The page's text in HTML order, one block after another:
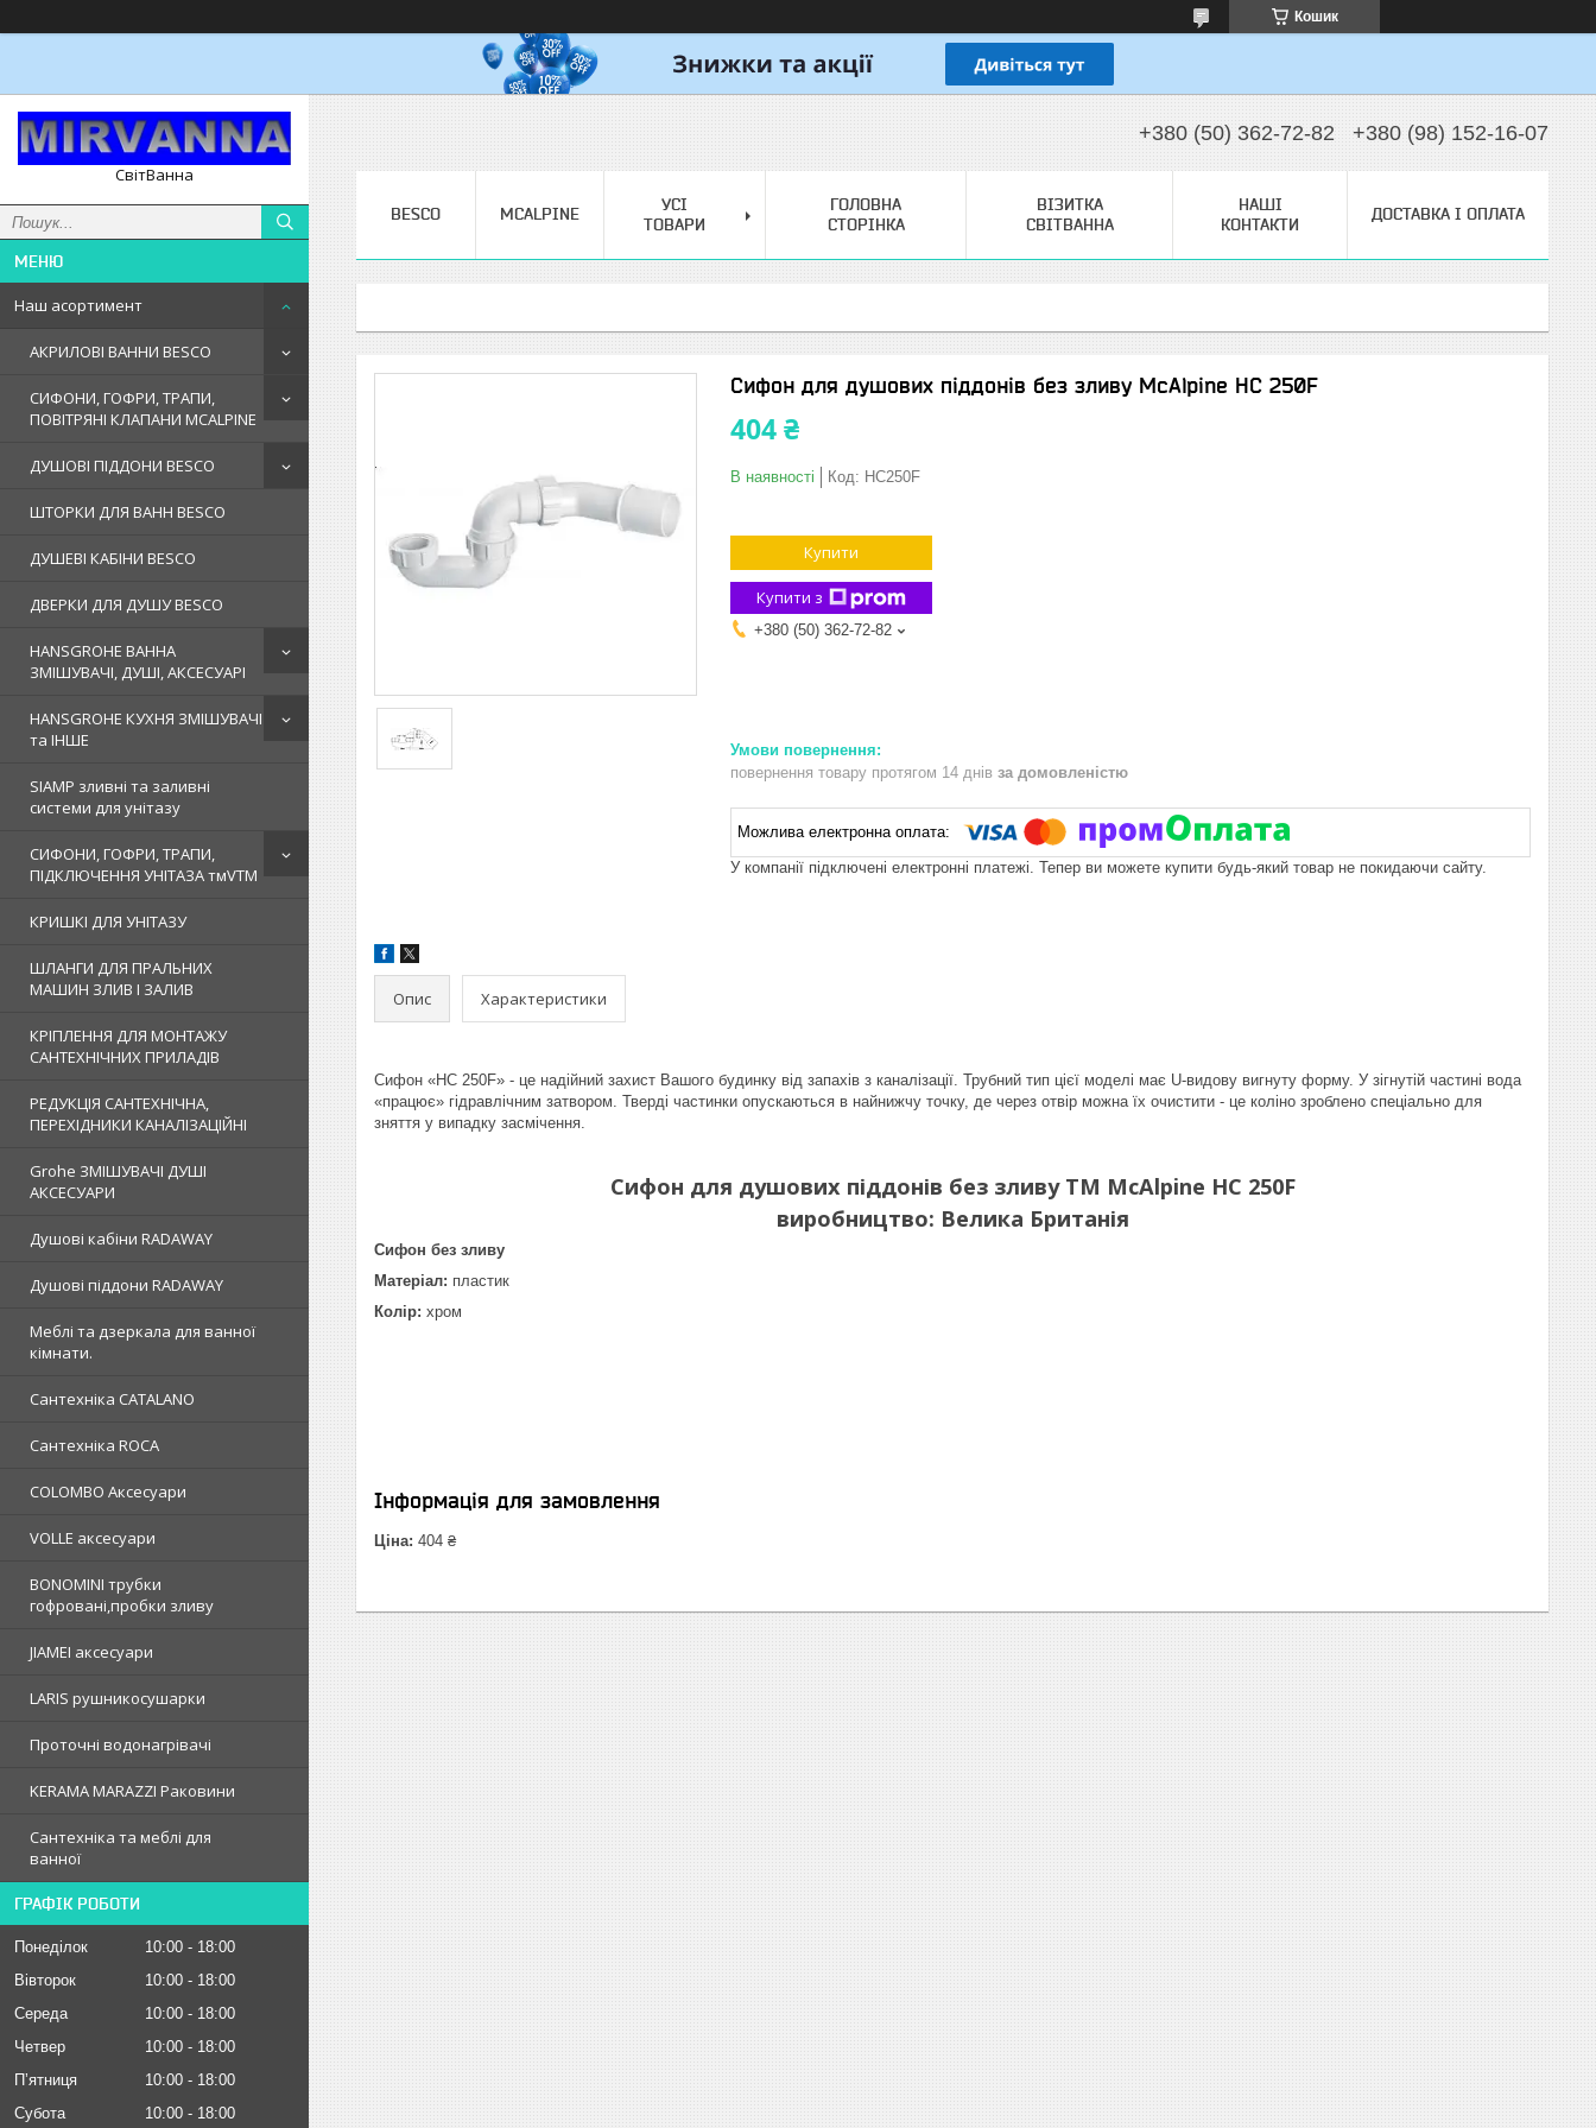
Кошик
СвітВанна
Наш асортимент
АКРИЛОВІ ВАННИ BESCO
СИФОНИ, ГОФРИ, ТРАПИ,
ПОВІТРЯНІ КЛАПАНИ MCALPINE
ДУШОВІ ПІДДОНИ BESCO
ШТОРКИ ДЛЯ ВАНН BESCO
ДУШЕВІ КАБІНИ BESCO
ДВЕРКИ ДЛЯ ДУШУ BESCO
HANSGROHE ВАННА
ЗМІШУВАЧІ, ДУШІ, АКСЕСУАРІ
HANSGROHE КУХНЯ ЗМІШУВАЧІ
та ІНШЕ
SIAMP зливні та заливні
системи для унітазу
СИФОНИ, ГОФРИ, ТРАПИ,
ПІДКЛЮЧЕННЯ УНІТАЗА тмVTM
КРИШКІ ДЛЯ УНІТАЗУ
ШЛАНГИ ДЛЯ ПРАЛЬНИХ
МАШИН ЗЛИВ І ЗАЛИВ
КРІПЛЕННЯ ДЛЯ МОНТАЖУ
САНТЕХНІЧНИХ ПРИЛАДІВ
РЕДУКЦІЯ САНТЕХНІЧНА,
ПЕРЕХІДНИКИ КАНАЛІЗАЦІЙНІ
Grohe ЗМIШУВАЧI ДУШI
АКСЕСУАРИ
Душовi кабiни RADAWAY
Душовi пiддони RADAWAY
Меблi та дзеркала для ванної
кімнати.
Сантехнiка CATALANO
Сантехнiка ROCA
COLOMBO Аксесуари
VOLLE аксесуари
BONOMINI трубки
гофрованi,пробки зливу
JIAMEI аксесуари
LARIS рушникосушарки
Проточні водонагрівачі
KERAMA MARAZZI Раковини
Сантехніка та меблі для
ванної
ГРАФІК РОБОТИ
Понеділок 10:00
18:00
Вівторок
10:00
18:00
Середа
10:00
18:00
Четвер
10:00
18:00
Пʼятниця
10:00
18:00
Субота
10:00 18:00
+380 (50) 362-72-82 +380 (98) 152-16-07
BESCO MCALPINE
УСІ
ТОВАРИ
ГОЛОВНА
СТОРІНКА
ВІЗИТКА
СВІТВАННА
НАШІ
КОНТАКТИ
ДОСТАВКА І ОПЛАТА
Сифон для душових піддонів без зливу McAlpine НС 250F
404 ₴
В наявності Код: HC250F
Купити
Купити з
+380 (50) 362-72-82
повернення товару протягом 14 днів за домовленістю
У компанії підключені електронні платежі. Тепер ви можете купити будь-який товар не покидаючи сайту.
Опис Характеристики
Сифон «НС 250F» - це надійний захист Вашого будинку від запахів з каналізації. Трубний тип цієї моделі має U-видову вигнуту форму. У зігнутій частині вода
«працює» гідравлічним затвором. Тверді частинки опускаються в найнижчу точку, де через отвір можна їх очистити - це коліно зроблено спеціально для
зняття у випадку засмічення.
Сифон для душових піддонів без зливу ТМ McAlpine НС 250F
виробництво: Велика Британія
Сифон без зливу
Матеріал: пластик
Колір: хром
Інформація для замовлення
Ціна: 404 ₴